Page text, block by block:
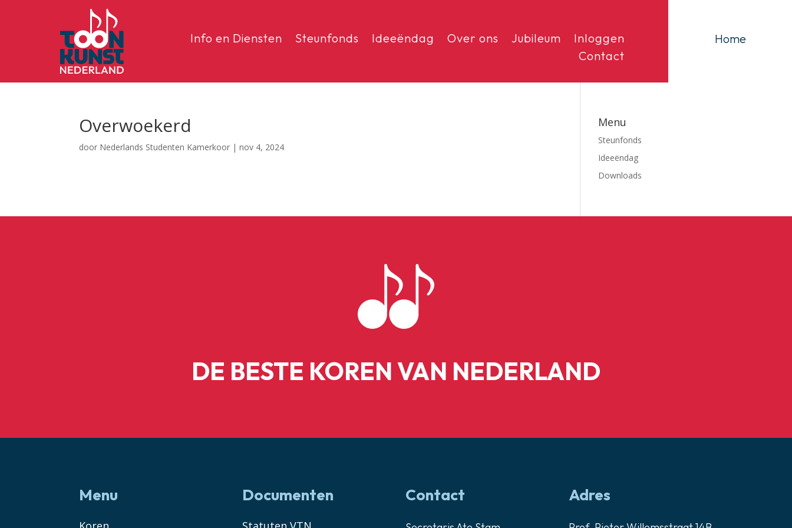
Info en Diensten Steunfonds Ideeëndag Over ons Jubileum
Inloggen
Contact
Home
Overwoekerd
door Nederlands Studenten Kamerkoor |nov 4, 2024
Menu
Steunfonds
Ideeëndag
Downloads
DE BESTE KOREN VAN NEDERLAND
Menu Documenten Contact Adres